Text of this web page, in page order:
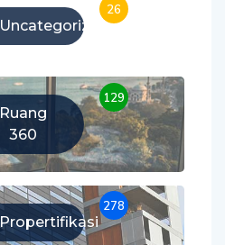
Uncategorized
26
Ruang
360
129
Propertifikasi
278